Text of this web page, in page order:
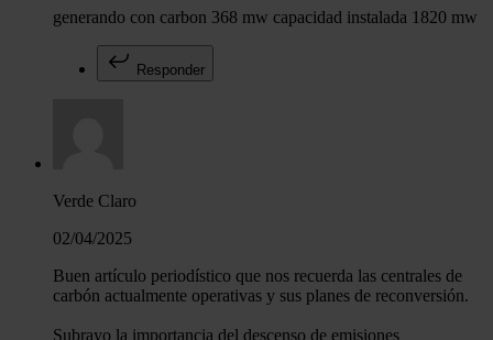
generando con carbon 368 mw capacidad instalada 1820 mw
Responder
Verde Claro
02/04/2025
Buen artículo periodístico que nos recuerda las centrales de
carbón actualmente operativas y sus planes de reconversión.
Subrayo la importancia del descenso de emisiones